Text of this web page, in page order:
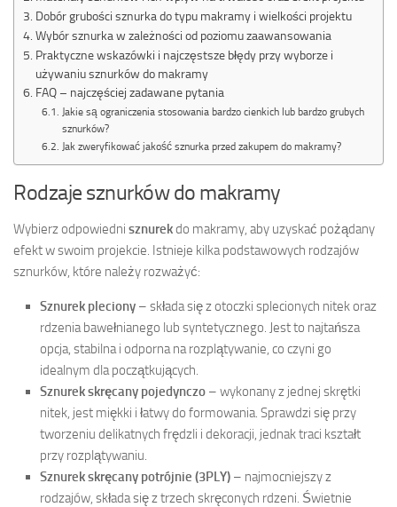
Dobór grubości sznurka do typu makramy i wielkości projektu
Wybór sznurka w zależności od poziomu zaawansowania
Praktyczne wskazówki i najczęstsze błędy przy wyborze i
używaniu sznurków do makramy
FAQ – najczęściej zadawane pytania
Jakie są ograniczenia stosowania bardzo cienkich lub bardzo grubych
sznurków?
Jak zweryfikować jakość sznurka przed zakupem do makramy?
Rodzaje sznurków do makramy
Wybierz odpowiedni sznurekdo makramy, aby uzyskać pożądany
efekt w swoim projekcie. Istnieje kilka podstawowych rodzajów
sznurków, które należy rozważyć:
Sznurek pleciony – składa się z otoczki splecionych nitek oraz
rdzenia bawełnianego lub syntetycznego. Jest to najtańsza
opcja, stabilna i odporna na rozplątywanie, co czyni go
idealnym dla początkujących.
Sznurek skręcany pojedynczo – wykonany z jednej skrętki
nitek, jest miękki i łatwy do formowania. Sprawdzi się przy
tworzeniu delikatnych frędzli i dekoracji, jednak traci kształt
przy rozplątywaniu.
Sznurek skręcany potrójnie (3PLY) – najmocniejszy z
rodzajów, składa się z trzech skręconych rdzeni. Świetnie